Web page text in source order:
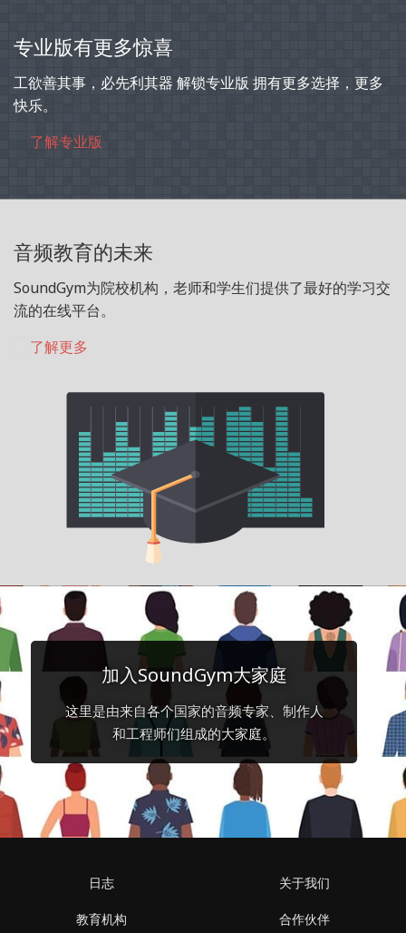
专业版有更多惊喜
工欲善其事，必先利其器 解锁专业版 拥有更多选择，更多
快乐。
了解专业版
音频教育的未来
SoundGym为院校机构，老师和学生们提供了最好的学习交
流的在线平台。
了解更多
加入SoundGym大家庭
这里是由来自各个国家的音频专家、制作人
和工程师们组成的大家庭。
日志
教育机构
关于我们
合作伙伴